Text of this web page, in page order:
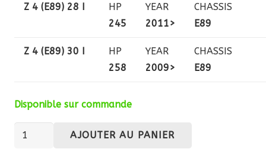
Z 4 (E89) 28 I
HP
245
YEAR
2011>
CHASSIS
E89
Z 4 (E89) 30 I
HP
258
YEAR
2009>
CHASSIS
E89
Disponible sur commande
quantité
AJOUTER AU PANIER